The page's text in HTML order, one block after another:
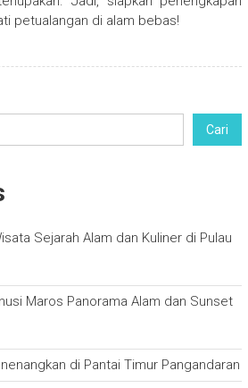
petualangan di alam bebas!
Cari
Sejarah Alam dan Kuliner di Pulau
Maros Panorama Alam dan Sunset
di Pantai Timur Pangandaran